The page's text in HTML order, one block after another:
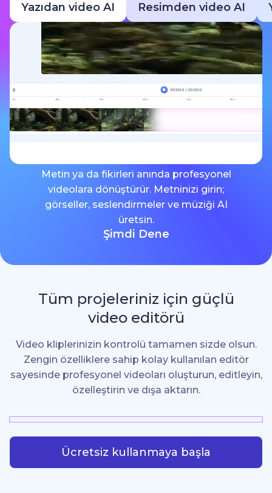
Yazıdan video AI Resimden video AI
Metin ya da fikirleri anında profesyonel
videolara dönüştürür. Metninizi girin;
görseller, seslendirmeler ve müziği AI
üretsin.
Şimdi Dene
Tüm projeleriniz için güçlü
video editörü
Video kliplerinizin kontrolü tamamen sizde olsun.
Zengin özelliklere sahip kolay kullanılan editör
sayesinde profesyonel videoları oluşturun, editleyin,
özelleştirin ve dışa aktarın.
Ücretsiz kullanmaya başla